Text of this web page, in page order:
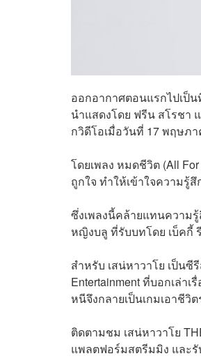
ออกอากาศตอนแรกไปเป็น
นำแสดงโดย ฟรีน สโรชา
กวิดีโอเมื่อวันที่ 17 พฤษภ
โดยเพลง หมดชีวิต (All
ถูกใจ ทำให้เข้าใจความรู้
ซึ่งเพลงนี้คล้ายแทนความ
หญิงบลู ที่รับบทโดย เบ็คกี้
สำหรับ เสน่หาวาโย เป็นซี
Entertainment ที่บอกเล่า
หนีจึงกลายเป็นเกมเอาชี
ติดตามชม เสน่หาวาโย
แพลตฟอร์มสตรีมมิง และรั